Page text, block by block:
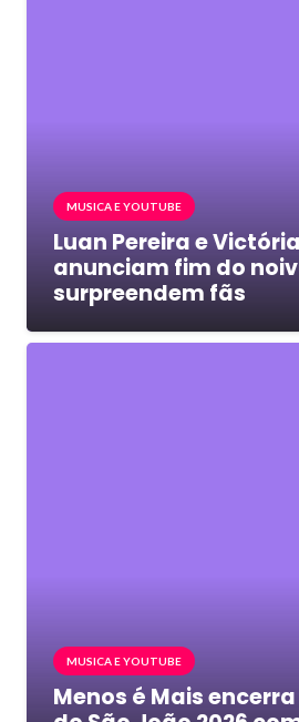
MUSICA E YOUTUBE
Luan Pereira e
anunciam fim do
surpreendem fãs
MUSICA E YOUTUBE
Menos é Mais